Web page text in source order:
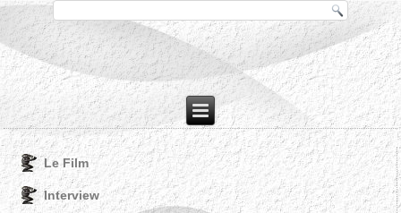
Le Film
Interview